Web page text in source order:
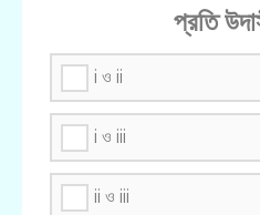
প্রতি
i ও ii
i ও iii
ii ও iii